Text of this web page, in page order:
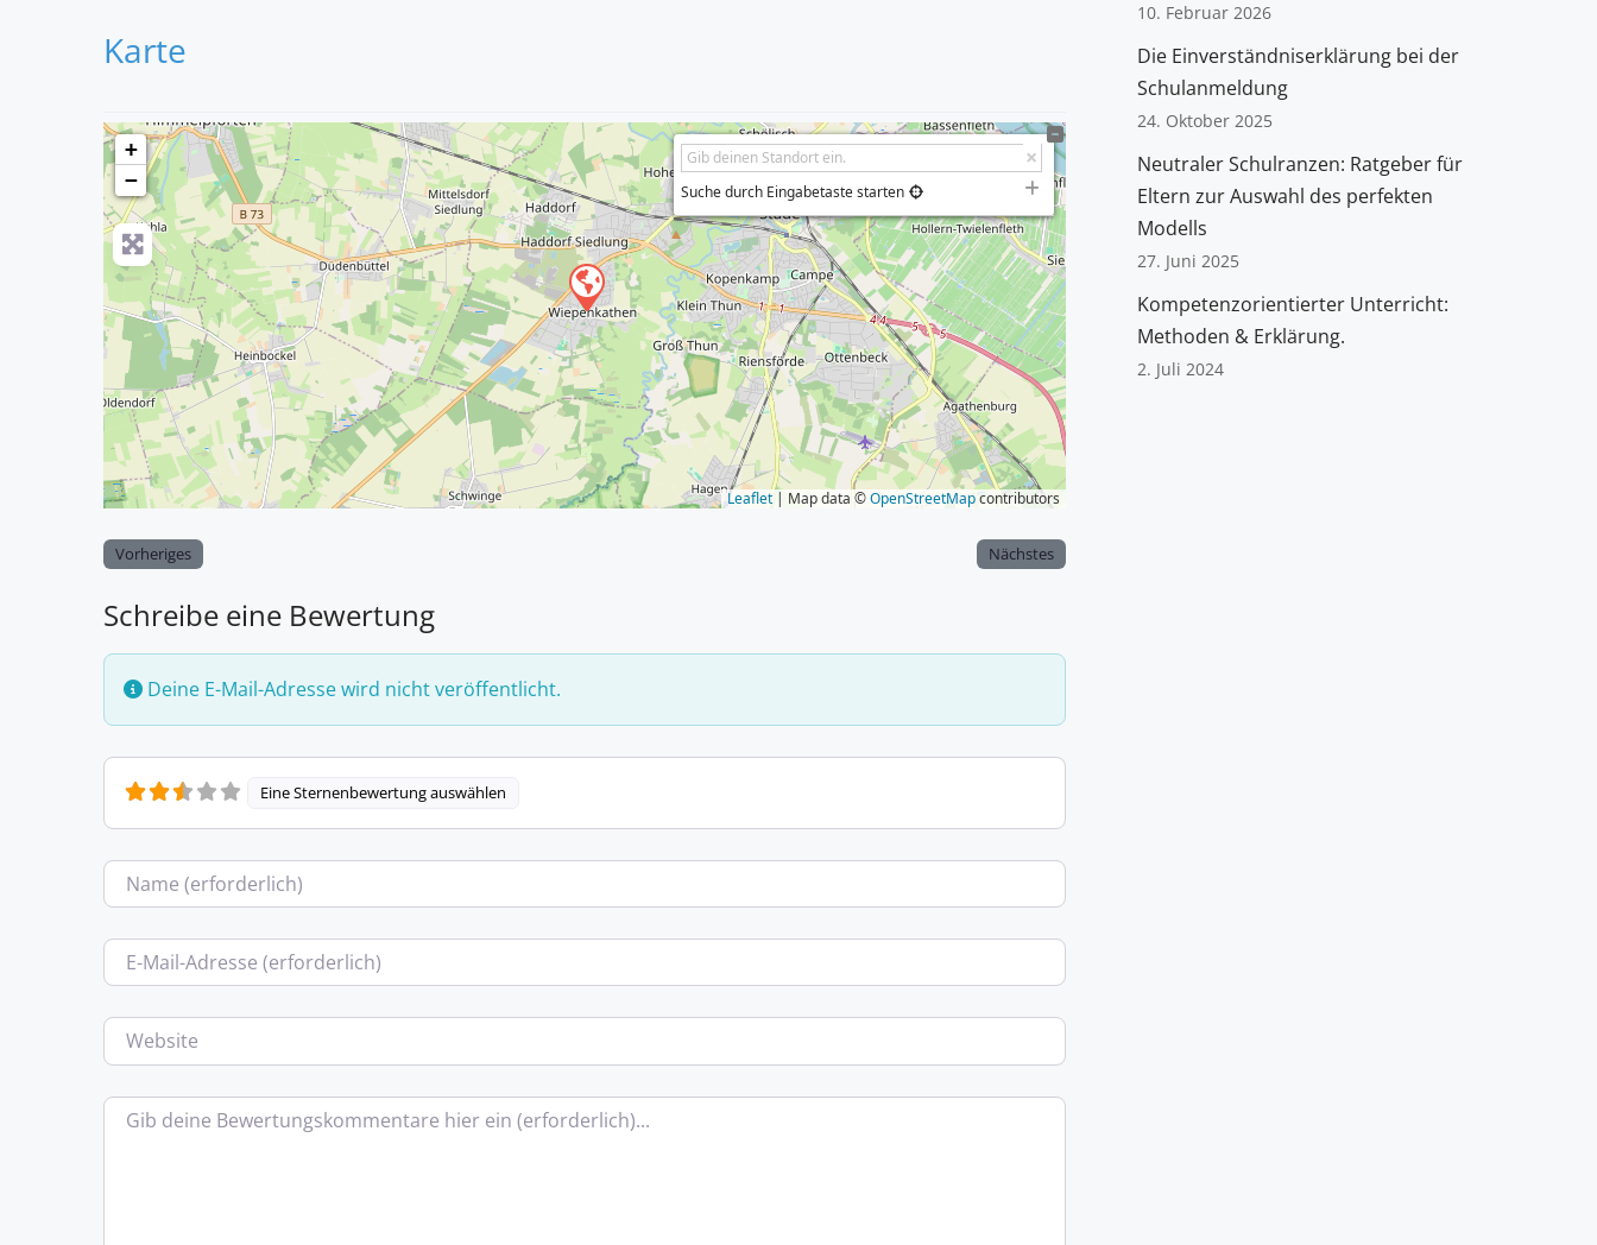
Karte
+
−
Suche durch Eingabetaste starten
Leaflet| Map data ©OpenStreetMapcontributors
Vorheriges Nächstes
Schreibe eine Bewertung
Deine E-Mail-Adresse wird nicht veröffentlicht.
Eine Sternenbewertung auswählen
Name
E-Mail
Website
Bewertungstext
10. Februar 2026
Die Einverständniserklärung bei der
Schulanmeldung
24. Oktober 2025
Neutraler Schulranzen: Ratgeber für
Eltern zur Auswahl des perfekten
Modells
27. Juni 2025
Kompetenzorientierter Unterricht:
Methoden & Erklärung.
2. Juli 2024